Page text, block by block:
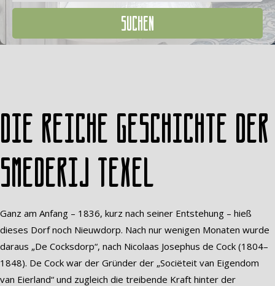
SUCHEN
Die reiche Geschichte der
Smederij Texel
Ganz am Anfang – 1836, kurz nach seiner Entstehung – hieß
dieses Dorf noch Nieuwdorp. Nach nur wenigen Monaten wurde
daraus „De Cocksdorp“, nach Nicolaas Josephus de Cock (1804–
1848). De Cock war der Gründer der „Sociëteit van Eigendom
van Eierland“ und zugleich die treibende Kraft hinter der